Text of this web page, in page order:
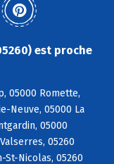
est proche
05000 Romette,
Neuve, 05000 La
05000
05260
St-Nicolas, 05260